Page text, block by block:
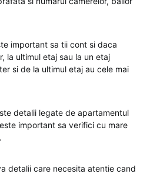
important sa tii cont si daca
la ultimul etaj sau la un etaj
si de la ultimul etaj au cele mai
detalii legate de apartamentul
important sa verifici cu mare
detalii care necesita atentie cand